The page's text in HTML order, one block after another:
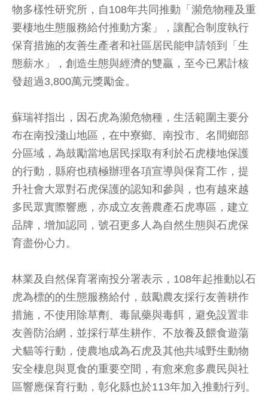
物多樣性研究所，自108年共同推動「瀕危物種及重
要棲地生態服務給付推動方案」，讓配合制度執行
保育措施的友善生產者和社區居民能申請領到「生
態薪水」，創造生態與經濟的雙贏，至今已累計核
發超過3,800萬元獎勵金。
蘇瑞祥指出，因石虎為瀕危物種，生活範圍主要分
布在南投淺山地區，在中寮鄉、南投市、名間鄉部
分區域，為鼓勵當地居民採取有利於石虎棲地保護
的行動，縣府也積極辦理各項宣導與保育工作，提
升社會大眾對石虎保護的認知和參與，也有越來越
多民眾實際響應，亦成立友善農產石虎專區，建立
品牌，增加認同，號召更多人為自然生態與石虎保
育盡份心力。
林業及自然保育署南投分署表示，108年起推動以石
虎為標的的生態服務給付，鼓勵農友採行友善耕作
措施，不使用除草劑、毒鼠藥與毒餌，避免設置非
友善防治網，並採行草生耕作、不放養及餵食遊蕩
犬貓等行動，使農地成為石虎及其他共域野生動物
安全棲息與覓食的重要空間，有愈來愈多農民與社
區響應保育行動，彰化縣也於113年加入推動行列。